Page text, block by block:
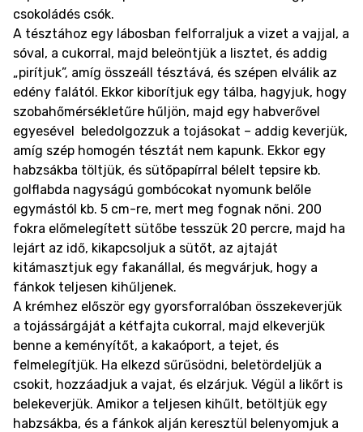
csokoládés csók.
A tésztához egy lábosban felforraljuk a vizet a vajjal, a
sóval, a cukorral, majd beleöntjük a lisztet, és addig
„pirítjuk”, amíg összeáll tésztává, és szépen elválik az
edény falától. Ekkor kiborítjuk egy tálba, hagyjuk, hogy
szobahőmérsékletűre hűljön, majd egy habverővel
egyesével beledolgozzuk a tojásokat – addig keverjük,
amíg szép homogén tésztát nem kapunk. Ekkor egy
habzsákba töltjük, és sütőpapírral bélelt tepsire kb.
golflabda nagyságú gombócokat nyomunk belőle
egymástól kb. 5 cm-re, mert meg fognak nőni. 200
fokra előmelegített sütőbe tesszük 20 percre, majd ha
lejárt az idő, kikapcsoljuk a sütőt, az ajtaját
kitámasztjuk egy fakanállal, és megvárjuk, hogy a
fánkok teljesen kihűljenek.
A krémhez először egy gyorsforralóban összekeverjük
a tojássárgáját a kétfajta cukorral, majd elkeverjük
benne a keményítőt, a kakaóport, a tejet, és
felmelegítjük. Ha elkezd sűrűsödni, beletördeljük a
csokit, hozzáadjuk a vajat, és elzárjuk. Végül a likőrt is
belekeverjük. Amikor a teljesen kihűlt, betöltjük egy
habzsákba, és a fánkok alján keresztül belenyomjuk a